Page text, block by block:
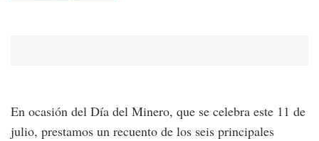
En ocasión del Día del Minero, que se celebra este 11 de
julio, prestamos un recuento de los seis principales